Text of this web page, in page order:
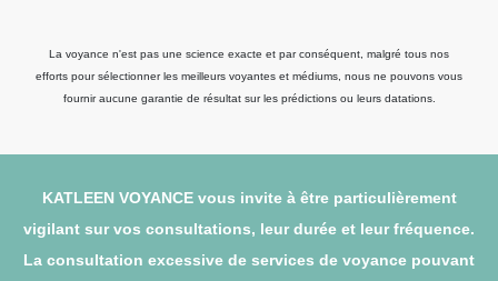
La voyance n'est pas une science exacte et par conséquent, malgré tous nos
efforts pour sélectionner les meilleurs voyantes et médiums, nous ne pouvons vous
fournir aucune garantie de résultat sur les prédictions ou leurs datations.
KATLEEN VOYANCE vous invite à être particulièrement
vigilant sur vos consultations, leur durée et leur fréquence.
La consultation excessive de services de voyance pouvant